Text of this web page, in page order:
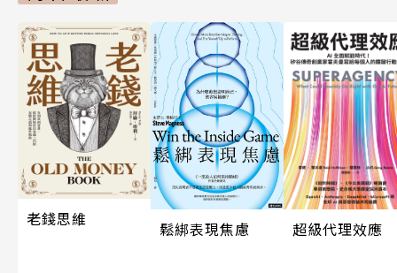
老錢思維
鬆綁表現焦慮 超級代理效應